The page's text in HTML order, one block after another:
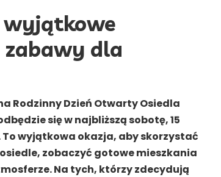
wyjątkowe
dla
Rodzinny Dzień Otwarty Osiedla
się w najbliższą sobotę, 15
wyjątkowa okazja, aby skorzystać
zobaczyć gotowe mieszkania
Na tych, którzy zdecydują